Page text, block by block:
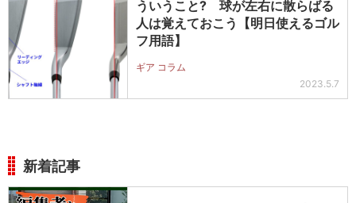
ういうこと? 球が左右に散らばる
人は覚えておこう【明日使えるゴル
フ用語】
ギア コラム
2023.5.7
新着記事